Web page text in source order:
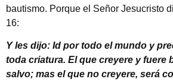
bautismo. Porque el Señor Jesucristo
16:
Y les dijo: Id por todo el mundo y
toda criatura. El que creyere y fuere
salvo; mas el que no creyere, será